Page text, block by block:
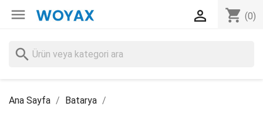
 shopping_cart (0)

search
Ana Sayfa Batarya